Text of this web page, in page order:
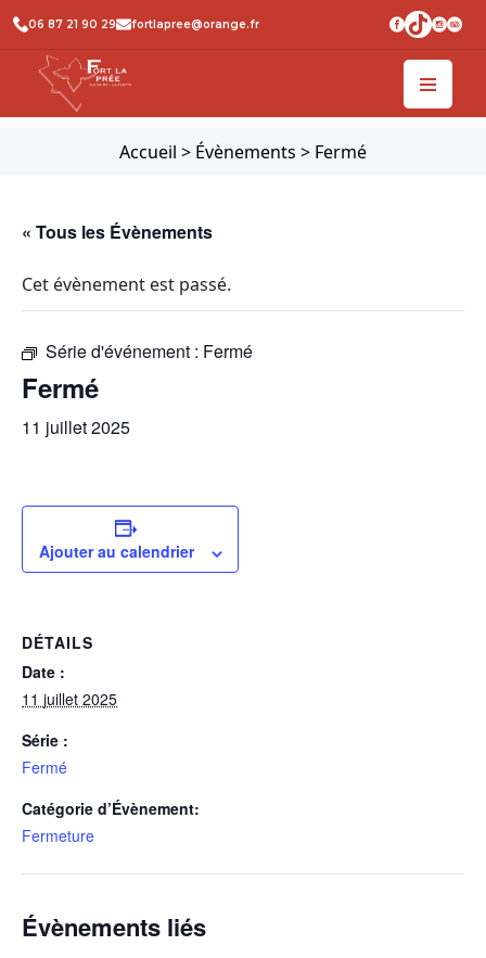
06 87 21 90 29 fortlapree@orange.fr
Accueil > Évènements > Fermé
« Tous les Évènements
Cet évènement est passé.
Série d'événement : Fermé
Fermé
11 juillet 2025
Ajouter au calendrier
DÉTAILS
Date :
11 juillet 2025
Série :
Fermé
Catégorie d’Évènement:
Fermeture
Évènements liés